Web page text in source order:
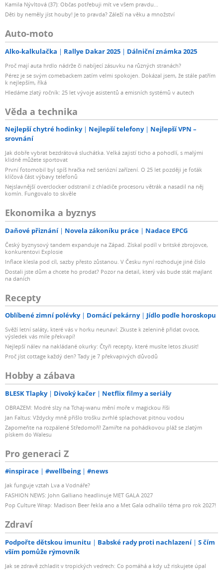
Kamila Nývltová (37): Občas potřebuji mít ve všem pravdu...
Děti by neměly jíst houby! Je to pravda? Záleží na věku a množství
Auto-moto
Alko-kalkulačka Rallye Dakar 2025 Dálniční známka 2025
Proč mají auta hrdlo nádrže či nabíjecí zásuvku na různých stranách?
Pérez je se svým comebackem zatím velmi spokojen. Dokázal jsem, že stále patřím
k nejlepším, říká
Hledáme zlatý ročník: 25 let vývoje asistentů a emisních systémů v autech
Věda a technika
Nejlepší chytré hodinky Nejlepší telefony
Nejlepší VPN –
srovnání
Jak dobře vybrat bezdrátová sluchátka. Velká zajistí ticho a pohodlí, s malými
klidně můžete sportovat
První fotomobil byl spíš hračka než seriózní zařízení. O 25 let později je foťák
klíčová část výbavy telefonů
Nejslavnější overclocker odstranil z chladiče procesoru větrák a nasadil na něj
komín. Fungovalo to skvěle
Ekonomika a byznys
Daňové přiznání Novela zákoníku práce Nadace EPCG
Český byznysový tandem expanduje na Západ. Získal podíl v britské zbrojovce,
konkurentovi Explosie
Inflace klesla pod cíl, sazby přesto zůstanou. V Česku nyní rozhoduje jiné číslo
Dostali jste dům a chcete ho prodat? Pozor na detail, který vás bude stát majlant
na daních
Recepty
Oblíbené zimní polévky Domácí pekárny Jídlo podle horoskopu
Svěží letní saláty, které vás v horku neunaví: Zkuste k zelenině přidat ovoce,
výsledek vás mile překvapí!
Nejlepší nálev na nakládané okurky: Čtyři recepty, které musíte letos zkusit!
Proč jíst cottage každý den? Tady je 7 překvapivých důvodů
Hobby a zábava
BLESK Tlapky Divoký kačer Netflix filmy a seriály
OBRAZEM: Modré slzy na Tchaj-wanu mění moře v magickou říši
Jan Faltus: Vždycky mně přišlo trošku zvrhlé splachovat pitnou vodou
Zapomeňte na rozpálené Středomoří! Zamiřte na pohádkovou pláž se zlatým
pískem do Walesu
Pro generaci Z
#inspirace #wellbeing #news
Jak funguje vztah Lva a Vodnáře?
FASHION NEWS: John Galliano headlinuje MET GALA 2027
Pop Culture Wrap: Madison Beer řekla ano a Met Gala odhalilo téma pro rok 2027!
Zdraví
Podpořte dětskou imunitu Babské rady proti nachlazení
S čím
vším pomůže rýmovník
Jak se zdravě zchladit v tropických vedrech: Co pomáhá a kdy už riskujete úpal